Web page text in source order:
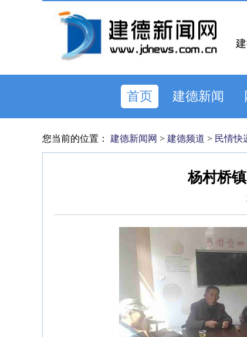
首页 建德新闻
您当前的位置： 建德新闻网 > 建德频道 > 民情快
杨村桥